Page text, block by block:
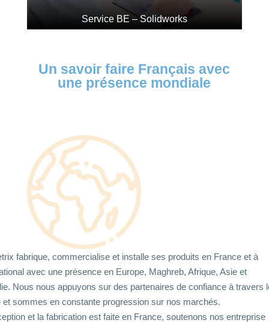
Service BE – Solidworks
Un savoir faire Français avec
une présence mondiale
fabrique, commercialise et installe ses produits en France et à
avec une présence en Europe, Maghreb, Afrique, Asie et
Nous nous appuyons sur des partenaires de confiance à travers
et sommes en constante progression sur nos marchés.
et la fabrication est faite en France, soutenons nos entreprise